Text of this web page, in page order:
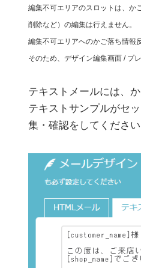
編集不可エリアのスロットは、か
削除など）の編集は行えません。
編集不可エリアへのかご落ち情報
そのため、デザイン編集画面 / プ
テキストメールには、
テキストサンプルがセ
集・確認をしてくださ